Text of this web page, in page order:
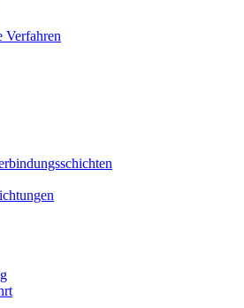
Verfahren